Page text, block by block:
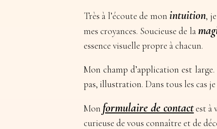
Très à l’écoute de monintuition,
mes croyances. Soucieuse de la
essence visuelle propre à chacun.
Mon champ d’application est
pas, illustration. Dans tous les cas
Mon formulaire de contactest à
curieuse de vous connaître et de